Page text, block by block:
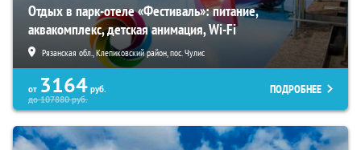
Отдых в парк-отеле «Фестиваль»: питание,
аквакомплекс, детская анимация, Wi-Fi
Рязанская обл., Клепиковский район, пос. Чулис
от 3164 руб.
до107880руб.
ПОДРОБНЕЕ